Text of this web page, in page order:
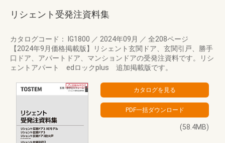
リシェント受発注資料集
カタログコード： IG1800 ／ 2024年09月 ／ 全208ページ
【2024年9月価格掲載版】リシェント玄関ドア、玄関引戸、勝手
口ドア、アパートドア、マンションドアの受発注資料です。リシ
ェントアパート edロックplus 追加掲載版です。
(58.4MB)